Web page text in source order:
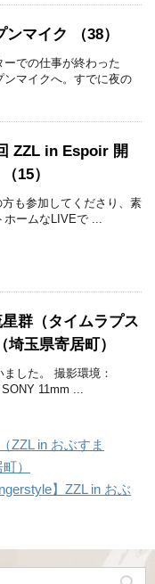
マイク （38）
ーでの仕事が終わった
ンマイクへ。すでに夜の
ZZL in Espoir 開
15）
も参加してくださり、素
ホームなLIVEで ...
群（タイムラプス
埼玉県寄居町）
した。 撮影環境：
11mm ...
ZZL in おぶすま
）
】ZZL in おぶ